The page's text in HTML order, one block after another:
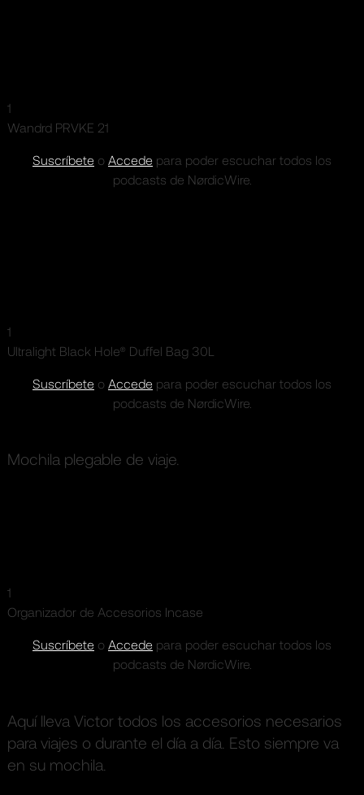
1
Wandrd PRVKE 21
Suscríbete o Accede para poder escuchar todos los
podcasts de NørdicWire.
1
Ultralight Black Hole® Duffel Bag 30L
Suscríbete o Accede para poder escuchar todos los
podcasts de NørdicWire.
Mochila plegable de viaje.
1
Organizador de Accesorios Incase
Suscríbete o Accede para poder escuchar todos los
podcasts de NørdicWire.
Aquí lleva Victor todos los accesorios necesarios
para viajes o durante el día a día. Esto siempre va
en su mochila.